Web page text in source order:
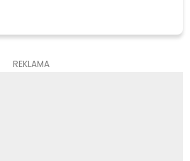
REKLAMA